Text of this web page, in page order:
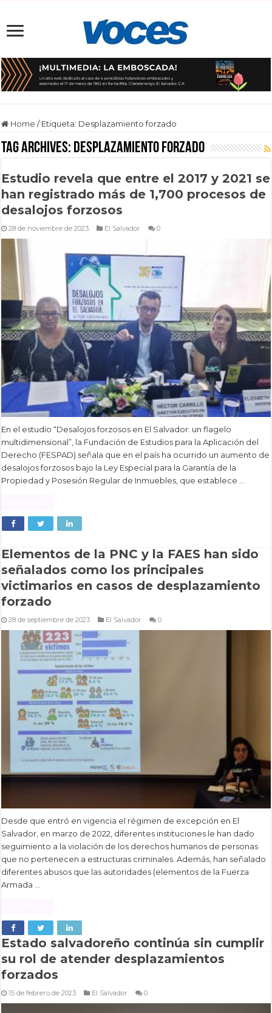
Home / Etiqueta: Desplazamiento forzado
Tag Archives: Desplazamiento forzado
Estudio revela que entre el 2017 y 2021 se
han registrado más de 1,700 procesos de
desalojos forzosos
28 de noviembre de 2023 El Salvador 0
En el estudio “Desalojos forzosos en El Salvador: un flagelo
multidimensional”, la Fundación de Estudios para la Aplicación del
Derecho (FESPAD) señala que en el país ha ocurrido un aumento de
desalojos forzosos bajo la Ley Especial para la Garantía de la
Propiedad y Posesión Regular de Inmuebles, que establece …
Elementos de la PNC y la FAES han sido
señalados como los principales
victimarios en casos de desplazamiento
forzado
28 de septiembre de 2023 El Salvador 0
Desde que entró en vigencia el régimen de excepción en El
Salvador, en marzo de 2022, diferentes instituciones le han dado
seguimiento a la violación de los derechos humanos de personas
que no pertenecen a estructuras criminales. Además, han señalado
diferentes abusos que las autoridades (elementos de la Fuerza
Armada …
Estado salvadoreño continúa sin cumplir
su rol de atender desplazamientos
forzados
15 de febrero de 2023 El Salvador 0